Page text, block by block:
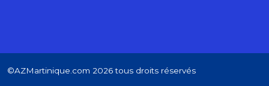
©AZMartinique.com 2026 tous droits réservés